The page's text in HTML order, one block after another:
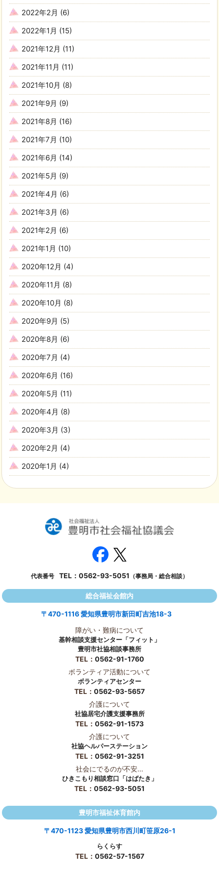
2022年2月 (6)
2022年1月 (15)
2021年12月 (11)
2021年11月 (11)
2021年10月 (8)
2021年9月 (9)
2021年8月 (16)
2021年7月 (10)
2021年6月 (14)
2021年5月 (9)
2021年4月 (6)
2021年3月 (6)
2021年2月 (6)
2021年1月 (10)
2020年12月 (4)
2020年11月 (8)
2020年10月 (8)
2020年9月 (5)
2020年8月 (6)
2020年7月 (4)
2020年6月 (16)
2020年5月 (11)
2020年4月 (8)
2020年3月 (3)
2020年2月 (4)
2020年1月 (4)
代表番号 TEL： 0562-93-5051 （事務局・総合相談）
総合福祉会館内
〒470-1116 愛知県豊明市新田町吉池18-3
障がい・難病について
基幹相談支援センター「フィット」
豊明市社協相談事務所
TEL： 0562-91-1760
ボランティア活動について
ボランティアセンター
TEL： 0562-93-5657
介護について
社協居宅介護支援事務所
TEL： 0562-91-1573
介護について
社協ヘルパーステーション
TEL： 0562-91-3251
社会にでるのが不安...
ひきこもり相談窓口「はばたき」
TEL： 0562-93-5051
豊明市福祉体育館内
〒470-1123 愛知県豊明市西川町笹原26-1
らくらす
TEL： 0562-57-1567